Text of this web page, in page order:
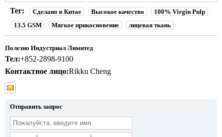
Тег: Сделано в Китае Высокое качество
100% Virgin Pulp
13.5 GSM
Мягкое прикосновение лицевая ткань
Полезно Индустриал Лимитед
Тел:+852-2898-9100
Контактное лицо:Rikku Cheng
Отправить запрос